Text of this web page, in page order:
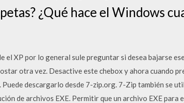
¿Qué hace el Windows
el XP por lo general sule preguntar si desea bajarse
otra vez. Desactive este chebox y ahora cuando
descargarlo desde 7-zip.org. 7-Zip también se
de archivos EXE. Permitir que un archivo EXE para